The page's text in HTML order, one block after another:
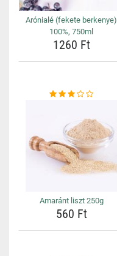
Arónialé (fekete berkenye)
100%, 750ml
1260 Ft
Amaránt liszt 250g
560 Ft